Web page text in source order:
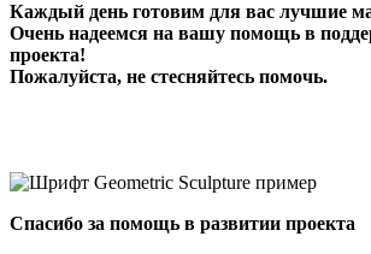
Каждый день готовим для вас лучшие
Очень надеемся на вашу помощь в
проекта!
Пожалуйста, не стесняйтесь помочь.
Спасибо за помощь в развитии проекта